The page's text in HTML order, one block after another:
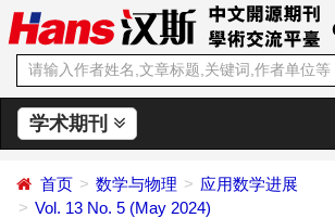
学术期刊
首页 数学与物理
应用数学进展
Vol. 13 No. 5 (May 2024)